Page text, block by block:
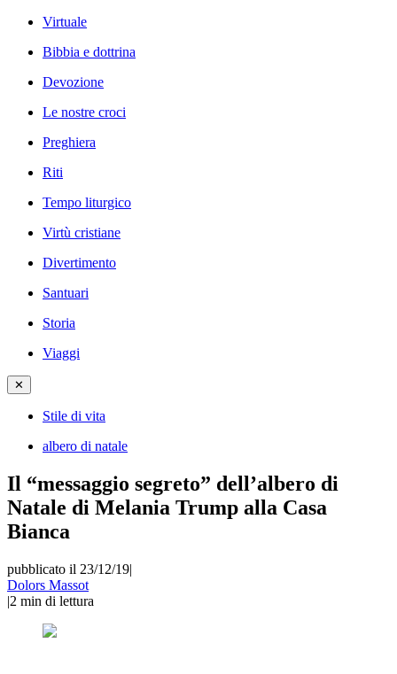
Virtuale
Bibbia e dottrina
Devozione
Le nostre croci
Preghiera
Riti
Tempo liturgico
Virtù cristiane
Divertimento
Santuari
Storia
Viaggi
✕
Stile di vita
albero di natale
Il “messaggio segreto” dell’albero di
Natale di Melania Trump alla Casa
Bianca
pubblicato il 23/12/19|
Dolors Massot
|2 min di lettura